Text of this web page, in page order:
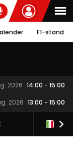
F1-stand
2026 14:00 - 15:00
2026 13:00 - 15:00